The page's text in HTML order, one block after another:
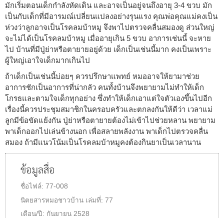
มักเริ่มตอนเด็กกำลังหัดเดิน และอาจเป็นอยู่จนถึงอายุ 3-4 ขวบ มัก
เป็นกับเด็กที่มีอารมณ์เปลี่ยนแปลงอย่างรุนแรง คุณพ่อคุณแม่คงเป็น
ห่วงว่าลูกอาจเป็นโรคลมบ้าหมู จึงพาไปตรวจคลื่นสมองดู ส่วนใหญ่
จะไม่ได้เป็นโรคลมบ้าหมู เมื่ออายุเกิน 5 ขวบ อาการเช่นนี้ จะหาย
ไป บ้านที่มีปู่ย่าหรือตายายอยู่ด้วย เด็กเป็นเช่นนี้มาก คงเป็นเพราะ
ผู้ใหญ่เอาใจเด็กมากเกินไป
ถ้าเด็กเป็นเช่นนี้บ่อยๆ ควรปรึกษาแพทย์ หมออาจให้ยามาช่วย
อาการชักเป็นอาการที่น่ากลัว คนทั้งบ้านจึงพยายามไม่ทำให้เด็ก
โกรธและตามใจเด็กทุกอย่าง ซึ่งทำให้เด็กเอาแต่ใจตัวเองขึ้นไปอีก
เรื่องนี้ควรประชุมสมาชิกในครอบครัวและตกลงกันให้ดีว่า เวลาแม่
ลูกมีข้อขัดแย้งกัน ปู่ย่าหรือตายายต้องไม่เข้าไปช่วยหลาน พยายาม
พาเด็กออกไปเล่นข้างนอก เพื่อสลายพลังงาน พาเด็กไปตรวจคลื่น
สมอง ถ้ามีแนวโน้มเป็นโรคลมบ้าหมูคงต้องกินยาเป็นเวลานาน
ข้อมูลสื่อ
ชื่อไฟล์: 77-008
นิตยสารหมอชาวบ้าน เล่มที่: 77
เดือน/ปี: กันยายน 2528